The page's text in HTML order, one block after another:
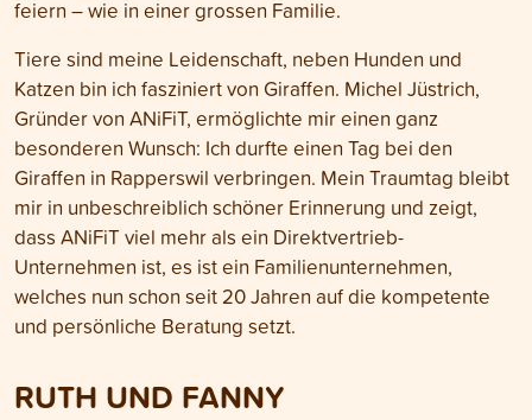
feiern – wie in einer grossen Familie.
Tiere sind meine Leidenschaft, neben Hunden und
Katzen bin ich fasziniert von Giraffen. Michel Jüstrich,
Gründer von ANiFiT, ermöglichte mir einen ganz
besonderen Wunsch: Ich durfte einen Tag bei den
Giraffen in Rapperswil verbringen. Mein Traumtag bleibt
mir in unbeschreiblich schöner Erinnerung und zeigt,
dass ANiFiT viel mehr als ein Direktvertrieb-
Unternehmen ist, es ist ein Familienunternehmen,
welches nun schon seit 20 Jahren auf die kompetente
und persönliche Beratung setzt.
RUTH UND FANNY